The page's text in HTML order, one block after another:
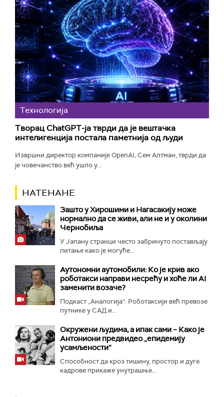
Технологијa
Творац ChatGPT-ја тврди да је вештачка
интелигенција постала паметнија од људи
Извршни директор компаније OpenAI, Сем Алтман, тврди да
је човечанство већ ушло у...
НАТЕНАНЕ
Зашто у Хирошими и Нагасакију може
нормално да се живи, али не и у околини
Чернобиља
У Јапану странци често забринуто постављају
питање како је могуће...
Аутономни аутомобили: Ко је крив ако
роботакси направи несрећу и хоће ли AI
заменити возаче?
Подкаст „Аналогија“: Роботаксији већ превозе
путнике у САД и...
Окружени људима, а ипак сами – Како је
Антониони предвидео „епидемију
усамљености“
Способност да кроз тишину, простор и дуге
кадрове прикаже унутрашње...